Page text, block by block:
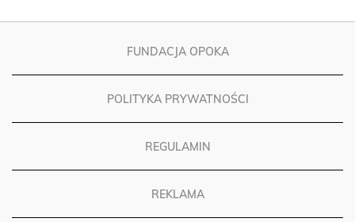
FUNDACJA OPOKA
POLITYKA PRYWATNOŚCI
REGULAMIN
REKLAMA